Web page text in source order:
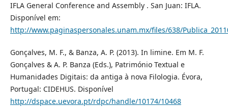
IFLA General Conference and Assembly . San Juan: IFLA.
Disponível em:
http://www.paginaspersonales.unam.mx/files/638/
Gonçalves, M. F., & Banza, A. P. (2013). In limine. Em M. F.
Gonçalves & A. P. Banza (Eds.), Património Textual e
Humanidades Digitais: da antiga à nova Filologia. Évora,
Portugal: CIDEHUS. Disponível
http://dspace.uevora.pt/rdpc/handle/10174/10468